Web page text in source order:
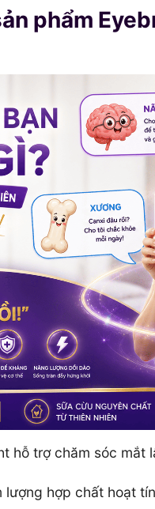
phẩm
hỗ trợ chăm sóc mắt
lượng hợp chất hoạt